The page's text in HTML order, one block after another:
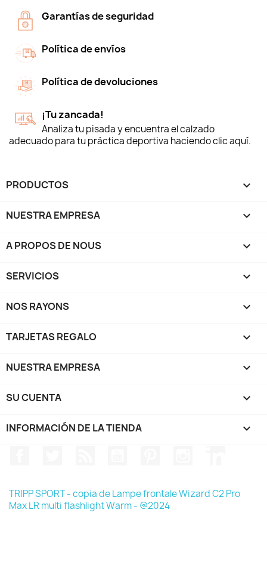
Garantías de seguridad
Política de envíos
Política de devoluciones
¡Tu zancada!
Analiza tu pisada y encuentra el calzado
adecuado para tu práctica deportiva haciendo clic aquí.
PRODUCTOS 
NUESTRA EMPRESA 
A PROPOS DE NOUS 
SERVICIOS 
NOS RAYONS 
TARJETAS REGALO 
NUESTRA EMPRESA 
SU CUENTA 
INFORMACIÓN DE LA TIENDA keyboard_arrow_down
TRIPP SPORT - copia de Lampe frontale Wizard C2 Pro
Max LR multi flashlight Warm - @2024